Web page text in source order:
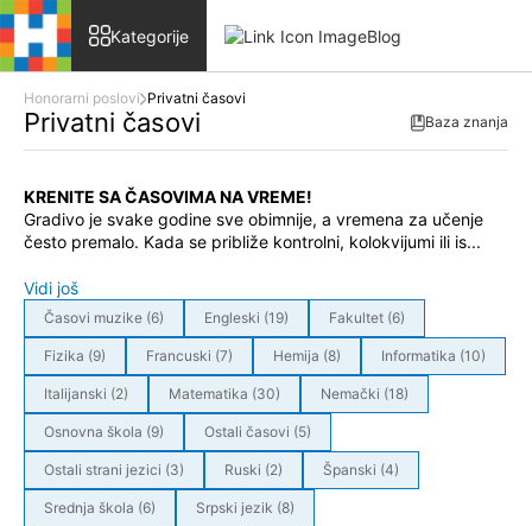
Skip to content
Kategorije
Blog
Honorarni poslovi Privatni časovi
Privatni časovi Baza znanja
KRENITE SA ČASOVIMA NA VREME!
Gradivo je svake godine sve obimnije, a vremena za učenje
često premalo. Kada se približe kontrolni, kolokvijumi ili is...
Vidi još
Časovi muzike (6) Engleski (19) Fakultet (6)
Fizika (9) Francuski (7) Hemija (8) Informatika (10)
Italijanski (2) Matematika (30) Nemački (18)
Osnovna škola (9) Ostali časovi (5)
Ostali strani jezici (3) Ruski (2) Španski (4)
Srednja škola (6) Srpski jezik (8)